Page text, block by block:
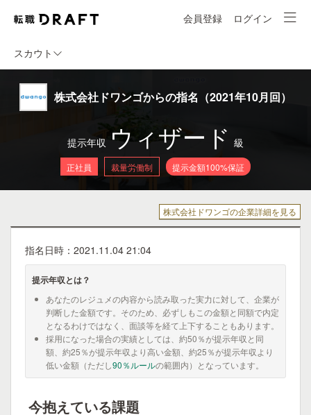
会員登録 ログイン
スカウト
株式会社ドワンゴからの指名（2021年10月回）
提示年収 ウィザード 級
正社員 裁量労働制 提示金額100%保証
株式会社ドワンゴの企業詳細を見る
指名日時：2021.11.04 21:04
提示年収とは？
あなたのレジュメの内容から読み取った実力に対して、企業が
判断した金額です。そのため、必ずしもこの金額と同額で内定
となるわけではなく、面談等を経て上下することもあります。
採用になった場合の実績としては、約50％が提示年収と同
額、約25％が提示年収より高い金額、約25％が提示年収より
低い金額（ただし90％ルールの範囲内）となっています。
今抱えている課題